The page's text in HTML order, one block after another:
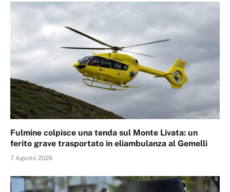
Fulmine colpisce una tenda sul Monte Livata: un
ferito grave trasportato in eliambulanza al Gemelli
7 Agosto 2026